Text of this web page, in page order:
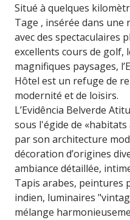
Situé à quelques
Tage , insérée dans
avec des spectaculaires
excellents cours de golf,
magnifiques paysages,
Hôtel est un refuge de
modernité et de loisirs.
L’Evidência Belverde
sous l'égide de
par son architecture
décoration d’origines
ambiance détaillée,
Tapis arabes, peintures
indien, luminaires
mélange